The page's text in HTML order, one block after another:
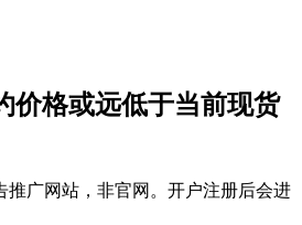
价格或远低于当前现货
推广网站，非官网。开户注册后会进